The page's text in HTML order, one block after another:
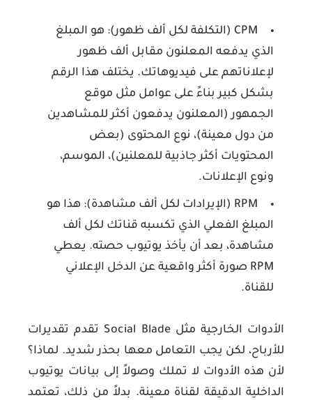
CPM (التكلفة لكل ألف ظهور):
هو المبلغ
الذي يدفعه المعلنون مقابل ألف ظهور
لإعلاناتهم على فيديوهاتك. يختلف هذا الرقم
بشكل كبير بناءً على عوامل مثل موقع
الجمهور (المعلنون يدفعون أكثر للمشاهدين
من دول معينة)، نوع المحتوى (بعض
المحتويات أكثر جاذبية للمعلنين)، الموسم،
ونوع الإعلانات.
RPM (الإيرادات لكل ألف مشاهدة):
هذا هو
المبلغ الفعلي الذي تكسبه قناتك لكل ألف
مشاهدة، بعد أن يأخذ يوتيوب حصته. يعطي
RPM صورة أكثر واقعية عن الدخل الإعلاني
للقناة.
الأدوات الخارجية مثل Social Blade تقدم تقديرات
للأرباح، لكن يجب التعامل معها بحذر شديد. لماذا؟
لأن هذه الأدوات لا تملك وصولاً إلى بيانات يوتيوب
الداخلية الدقيقة لقناة معينة. بدلاً من ذلك، تعتمد